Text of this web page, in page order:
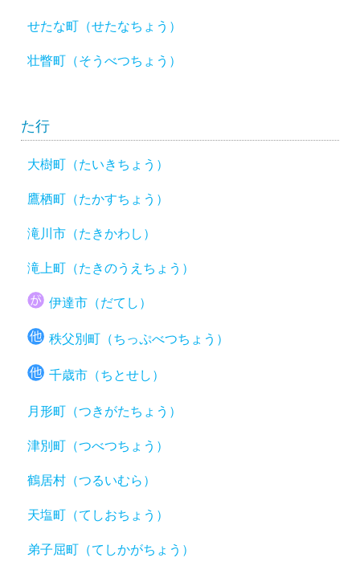
せたな町（せたなちょう）
壮瞥町（そうべつちょう）
た行
大樹町（たいきちょう）
鷹栖町（たかすちょう）
滝川市（たきかわし）
滝上町（たきのうえちょう）
伊達市（だてし）
秩父別町（ちっぷべつちょう）
千歳市（ちとせし）
月形町（つきがたちょう）
津別町（つべつちょう）
鶴居村（つるいむら）
天塩町（てしおちょう）
弟子屈町（てしかがちょう）